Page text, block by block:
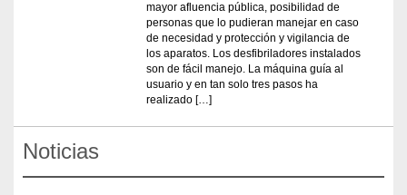
mayor afluencia pública, posibilidad de
personas que lo pudieran manejar en caso
de necesidad y protección y vigilancia de
los aparatos. Los desfibriladores instalados
son de fácil manejo. La máquina guía al
usuario y en tan solo tres pasos ha
realizado […]
Noticias